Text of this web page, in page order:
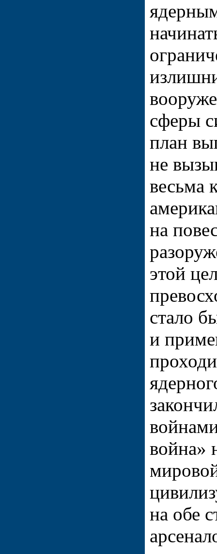
сферы
план
не
весьма
на
этой
стало
и
война»
на обе